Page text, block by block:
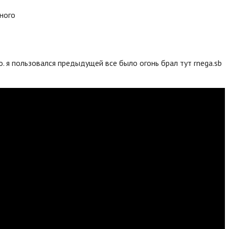
пользовался предыдущей все было огонь брал тут rnega.sb